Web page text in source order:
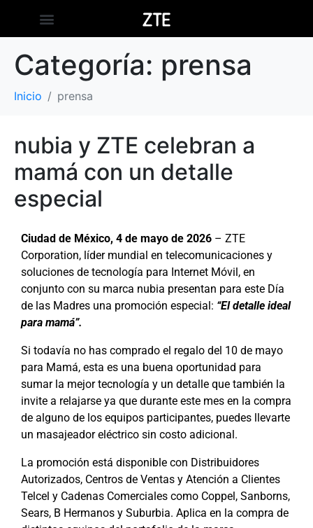
Categoría: prensa
Inicio prensa
nubia y ZTE celebran a
mamá con un detalle
especial
Ciudad de México, 4 de mayo de 2026 – ZTE
Corporation, líder mundial en telecomunicaciones y
soluciones de tecnología para Internet Móvil, en
conjunto con su marca nubia presentan para este Día
de las Madres una promoción especial: “El detalle ideal
para mamá”.
Si todavía no has comprado el regalo del 10 de mayo
para Mamá, esta es una buena oportunidad para
sumar la mejor tecnología y un detalle que también la
invite a relajarse ya que durante este mes en la compra
de alguno de los equipos participantes, puedes llevarte
un masajeador eléctrico sin costo adicional.
La promoción está disponible con Distribuidores
Autorizados, Centros de Ventas y Atención a Clientes
Telcel y Cadenas Comerciales como Coppel, Sanborns,
Sears, B Hermanos y Suburbia. Aplica en la compra de